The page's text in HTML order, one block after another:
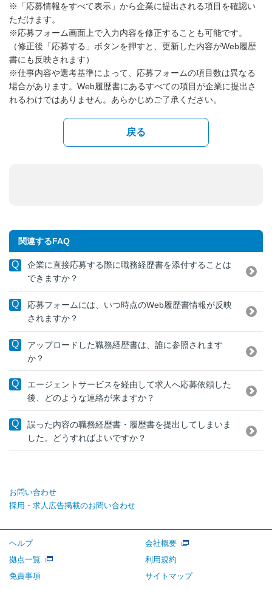
※「応募情報をすべて表示」から企業に提出される項目を確認い
ただけます。
※応募フォーム画面上で入力内容を修正することも可能です。
（修正後「応募する」ボタンを押すと、更新した内容がWeb履歴
書にも反映されます）
※仕事内容や選考基準によって、応募フォームの項目数は異なる
場合があります。Web履歴書にあるすべての項目が企業に提出さ
れるわけではありません。あらかじめご了承ください。
戻る
関連するFAQ
企業に直接応募する際に職務経歴書を添付することは
できますか？
応募フォームには、いつ時点のWeb履歴書情報が反映
されますか？
アップロードした職務経歴書は、誰に参照されます
か？
エージェントサービスを経由して求人へ応募依頼した
後、どのような連絡が来ますか？
誤った内容の職務経歴書・履歴書を提出してしまいま
した。どうすればよいですか？
お問い合わせ
採用・求人広告掲載のお問い合わせ
ヘルプ
会社概要
拠点一覧
利用規約
免責事項
サイトマップ